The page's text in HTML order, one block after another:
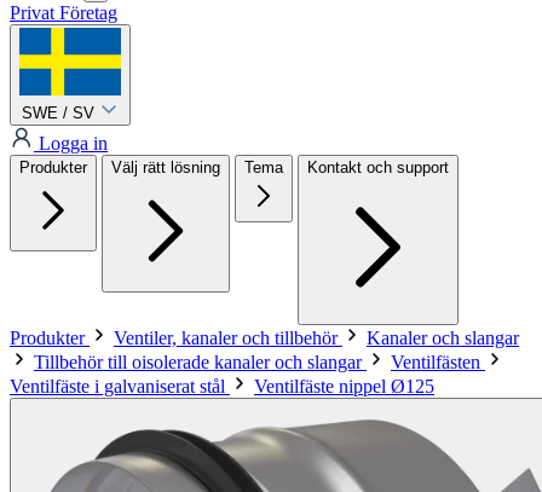
Privat Företag
SWE / SV
Logga in
Produkter Välj rätt lösning Tema Kontakt och support
Produkter Ventiler, kanaler och tillbehör
Kanaler och slangar
Tillbehör till oisolerade kanaler och slangar
Ventilfästen
Ventilfäste i galvaniserat stål
Ventilfäste nippel Ø125